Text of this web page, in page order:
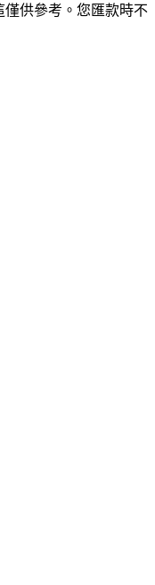
供參考。您匯款時不